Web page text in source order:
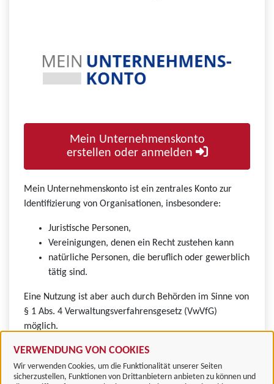
VERWENDUNG VON COOKIES
Wir verwenden Cookies, um die Funktionalität unserer Seiten
sicherzustellen, Funktionen von Drittanbietern anbieten zu können und
Mein Unternehmenskonto
erstellen oder anmelden
Mein Unternehmenskonto ist ein zentrales Konto zur
Identifizierung von Organisationen, insbesondere:
Juristische Personen,
Vereinigungen, denen ein Recht zustehen kann
natürliche Personen, die beruflich oder gewerblich
tätig sind.
Eine Nutzung ist aber auch durch Behörden im Sinne von
§ 1 Abs. 4 Verwaltungsverfahrensgesetz (VwVfG)
möglich.